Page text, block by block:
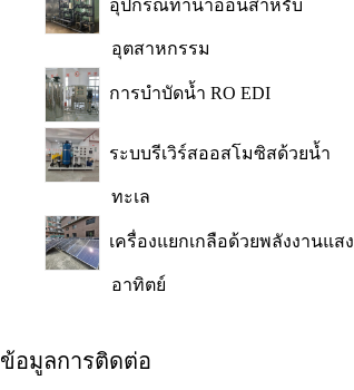
อุปกรณ์ทำน้ำอ่อนสำหรับ
อุตสาหกรรม
การบำบัดน้ำ RO EDI
ระบบรีเวิร์สออสโมซิสด้วยน้ำ
ทะเล
เครื่องแยกเกลือด้วยพลังงานแสง
อาทิตย์
ข้อมูลการติดต่อ